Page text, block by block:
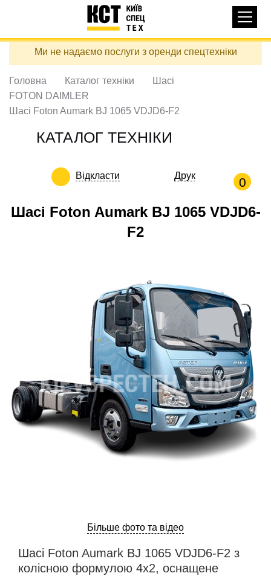
Перейти
вмісту
навигация
КАТАЛОГ ТЕХНІКИ
ДОСТАВКА ТА ОПЛАТА
ПРО НАС
ВІДГУКИ
ПОДЗВОНИТИ
Контактні телефони:
Ми не надаємо послуги з оренди спецтехніки
Головна Каталог техніки
Шасі
FOTON DAIMLER
Шасі Foton Aumark BJ 1065 VDJD6-F2
КАТАЛОГ ТЕХНІКИ
Відкласти Друк 0
Шасі Foton Aumark BJ 1065 VDJD6-
F2
Більше фото та відео
Шасі Foton Aumark BJ 1065 VDJD6-F2 з
колісною формулою 4х2, оснащене